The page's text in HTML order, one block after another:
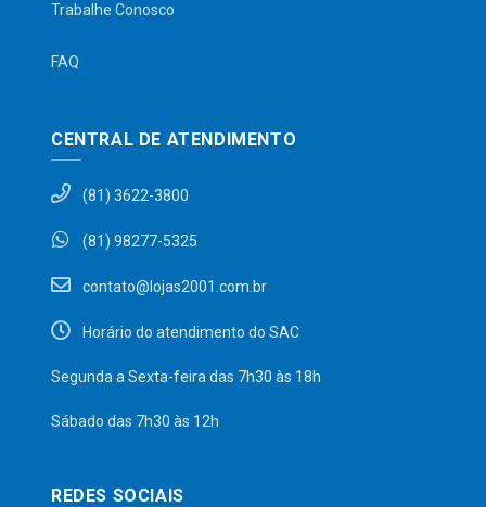
Trabalhe Conosco
FAQ
CENTRAL DE ATENDIMENTO
(81) 3622-3800
(81) 98277-5325
contato@lojas2001.com.br
Horário do atendimento do SAC
Segunda a Sexta-feira das 7h30 às 18h
Sábado das 7h30 às 12h
REDES SOCIAIS